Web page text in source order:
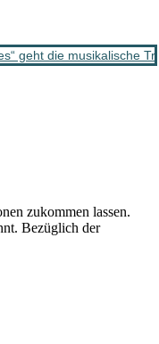
geht die musikalische
zukommen lassen.
Bezüglich der